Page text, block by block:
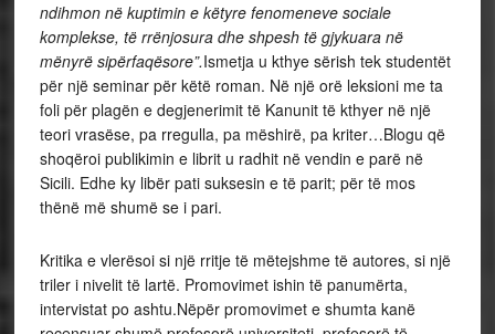
ndihmon në kuptimin e këtyre fenomeneve sociale
komplekse, të rrënjosura dhe shpesh të gjykuara në
mënyrë sipërfaqësore”.Ismetja u kthye sërish tek studentët
për një seminar për këtë roman. Në një orë leksioni me ta
foli për plagën e degjenerimit të Kanunit të kthyer në një
teori vrasëse, pa rregulla, pa mëshirë, pa kriter…Blogu që
shoqëroi publikimin e librit u radhit në vendin e parë në
Sicili. Edhe ky libër pati suksesin e të parit; për të mos
thënë më shumë se i pari.
Kritika e vlerësoi si një rritje të mëtejshme të autores, si një
triler i nivelit të lartë. Promovimet ishin të panumërta,
intervistat po ashtu.Nëpër promovimet e shumta kanë